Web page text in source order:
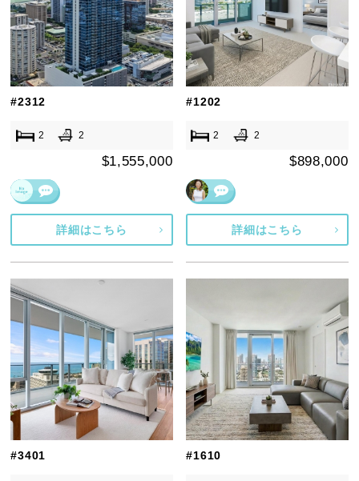
#2312
2 2
$1,555,000
詳細はこちら
#1202
2 2
$898,000
詳細はこちら
#3401 #1610